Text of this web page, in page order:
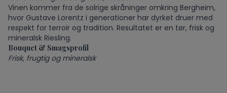
Vinen kommer fra de solrige skråninger omkring Bergheim,
hvor Gustave Lorentz i generationer har dyrket druer med
respekt for terroir og tradition. Resultatet er en tør, frisk og
mineralsk Riesling.
Bouquet & Smagsprofil
Frisk, frugtig og mineralsk